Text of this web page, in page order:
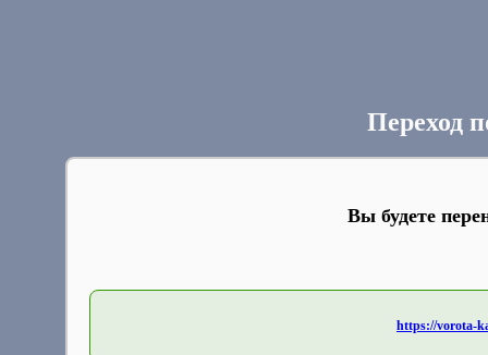
Переход
Вы будете
https://vorota-